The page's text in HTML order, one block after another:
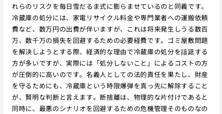
れらのリスクを毎日雪だるま式に膨らませているのと同義です。
冷蔵庫の処分には、家電リサイクル料金や専門業者への運搬依頼
費など、数万円の出費が伴いますが、これは将来発生しうる数百
万、数千万の損失を回避するための必要経費です。ゴミ屋敷問題
を解決しようとする際、経済的な理由で冷蔵庫の処分を躊躇する
方が多いですが、実際には「処分しないこと」によるコストの方
が圧倒的に高いのです。名義人としての法的責任を果たし、財産
を守るためにも、冷蔵庫という時限爆弾を真っ先に解除すること
が、賢明な判断と言えます。断捨離は、物理的な片付けであると
同時に、最悪のシナリオを回避するための危機管理そのものなの